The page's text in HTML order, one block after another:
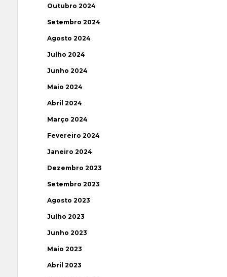
Outubro 2024
Setembro 2024
Agosto 2024
Julho 2024
Junho 2024
Maio 2024
Abril 2024
Março 2024
Fevereiro 2024
Janeiro 2024
Dezembro 2023
Setembro 2023
Agosto 2023
Julho 2023
Junho 2023
Maio 2023
Abril 2023